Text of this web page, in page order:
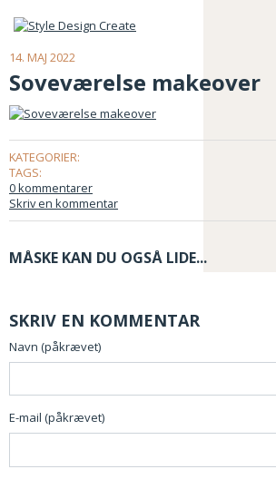
14. MAJ 2022
Soveværelse makeover
KATEGORIER:
TAGS:
0 kommentarer
Skriv en kommentar
MÅSKE KAN DU OGSÅ LIDE...
SKRIV EN KOMMENTAR
Navn (påkrævet)
E-mail (påkrævet)